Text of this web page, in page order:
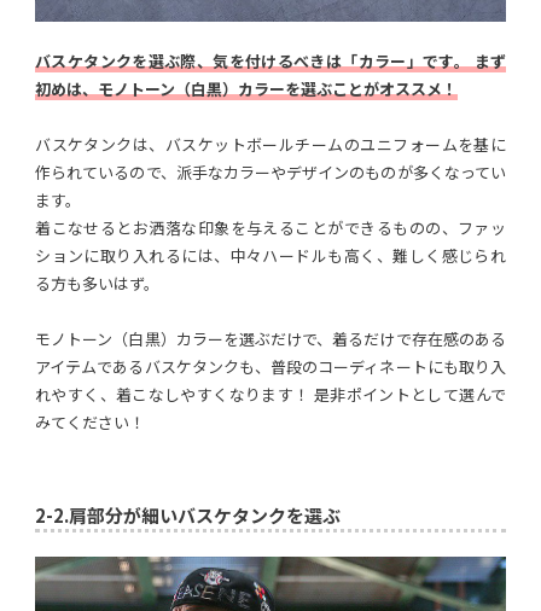
バスケタンクを選ぶ際、気を付けるべきは「カラー」です。 まず
初めは、モノトーン（白黒）カラーを選ぶことがオススメ！
バスケタンクは、バスケットボールチームのユニフォームを基に
作られているので、派手なカラーやデザインのものが多くなってい
ます。
着こなせるとお洒落な印象を与えることができるものの、ファッ
ションに取り入れるには、中々ハードルも高く、難しく感じられ
る方も多いはず。
モノトーン（白黒）カラーを選ぶだけで、着るだけで存在感のある
アイテムであるバスケタンクも、普段のコーディネートにも取り入
れやすく、着こなしやすくなります！ 是非ポイントとして選んで
みてください！
2-2.肩部分が細いバスケタンクを選ぶ